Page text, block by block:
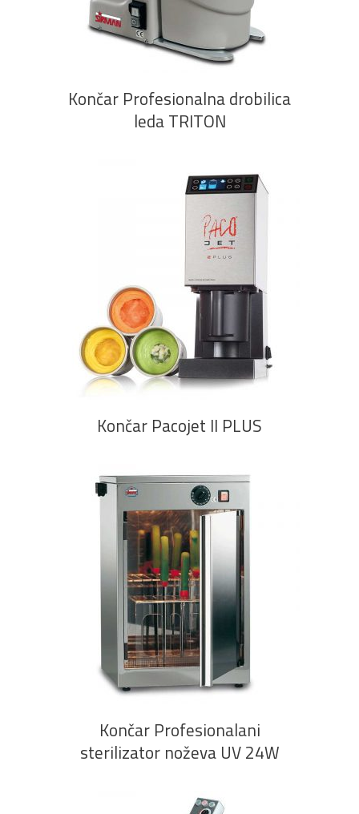
PROČITAJ VIŠE
Končar Profesionalna drobilica
leda TRITON
PROČITAJ VIŠE
Končar Pacojet II PLUS
PROČITAJ VIŠE
Končar Profesionalani
sterilizator noževa UV 24W